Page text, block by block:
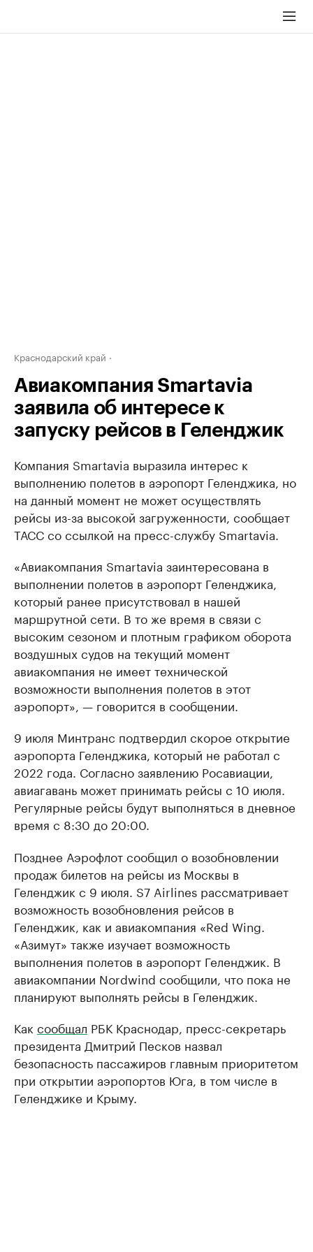
Краснодарский край
Авиакомпания Smartavia
заявила об интересе к
запуску рейсов в Геленджик
Компания Smartavia выразила интерес к
выполнению полетов в аэропорт Геленджика, но
на данный момент не может осуществлять
рейсы из-за высокой загруженности, сообщает
ТАСС со ссылкой на пресс-службу Smartavia.
«Авиакомпания Smartavia заинтересована в
выполнении полетов в аэропорт Геленджика,
который ранее присутствовал в нашей
маршрутной сети. В то же время в связи с
высоким сезоном и плотным графиком оборота
воздушных судов на текущий момент
авиакомпания не имеет технической
возможности выполнения полетов в этот
аэропорт», — говорится в сообщении.
9 июля Минтранс подтвердил скорое открытие
аэропорта Геленджика, который не работал с
2022 года. Согласно заявлению Росавиации,
авиагавань может принимать рейсы с 10 июля.
Регулярные рейсы будут выполняться в дневное
время с 8:30 до 20:00.
Позднее Аэрофлот сообщил о возобновлении
продаж билетов на рейсы из Москвы в
Геленджик с 9 июля. S7 Airlines рассматривает
возможность возобновления рейсов в
Геленджик, как и авиакомпания «Red Wing.
«Азимут» также изучает возможность
выполнения полетов в аэропорт Геленджик. В
авиакомпании Nordwind сообщили, что пока не
планируют выполнять рейсы в Геленджик.
Как сообщал РБК Краснодар, пресс-секретарь
президента Дмитрий Песков назвал
безопасность пассажиров главным приоритетом
при открытии аэропортов Юга, в том числе в
Геленджике и Крыму.